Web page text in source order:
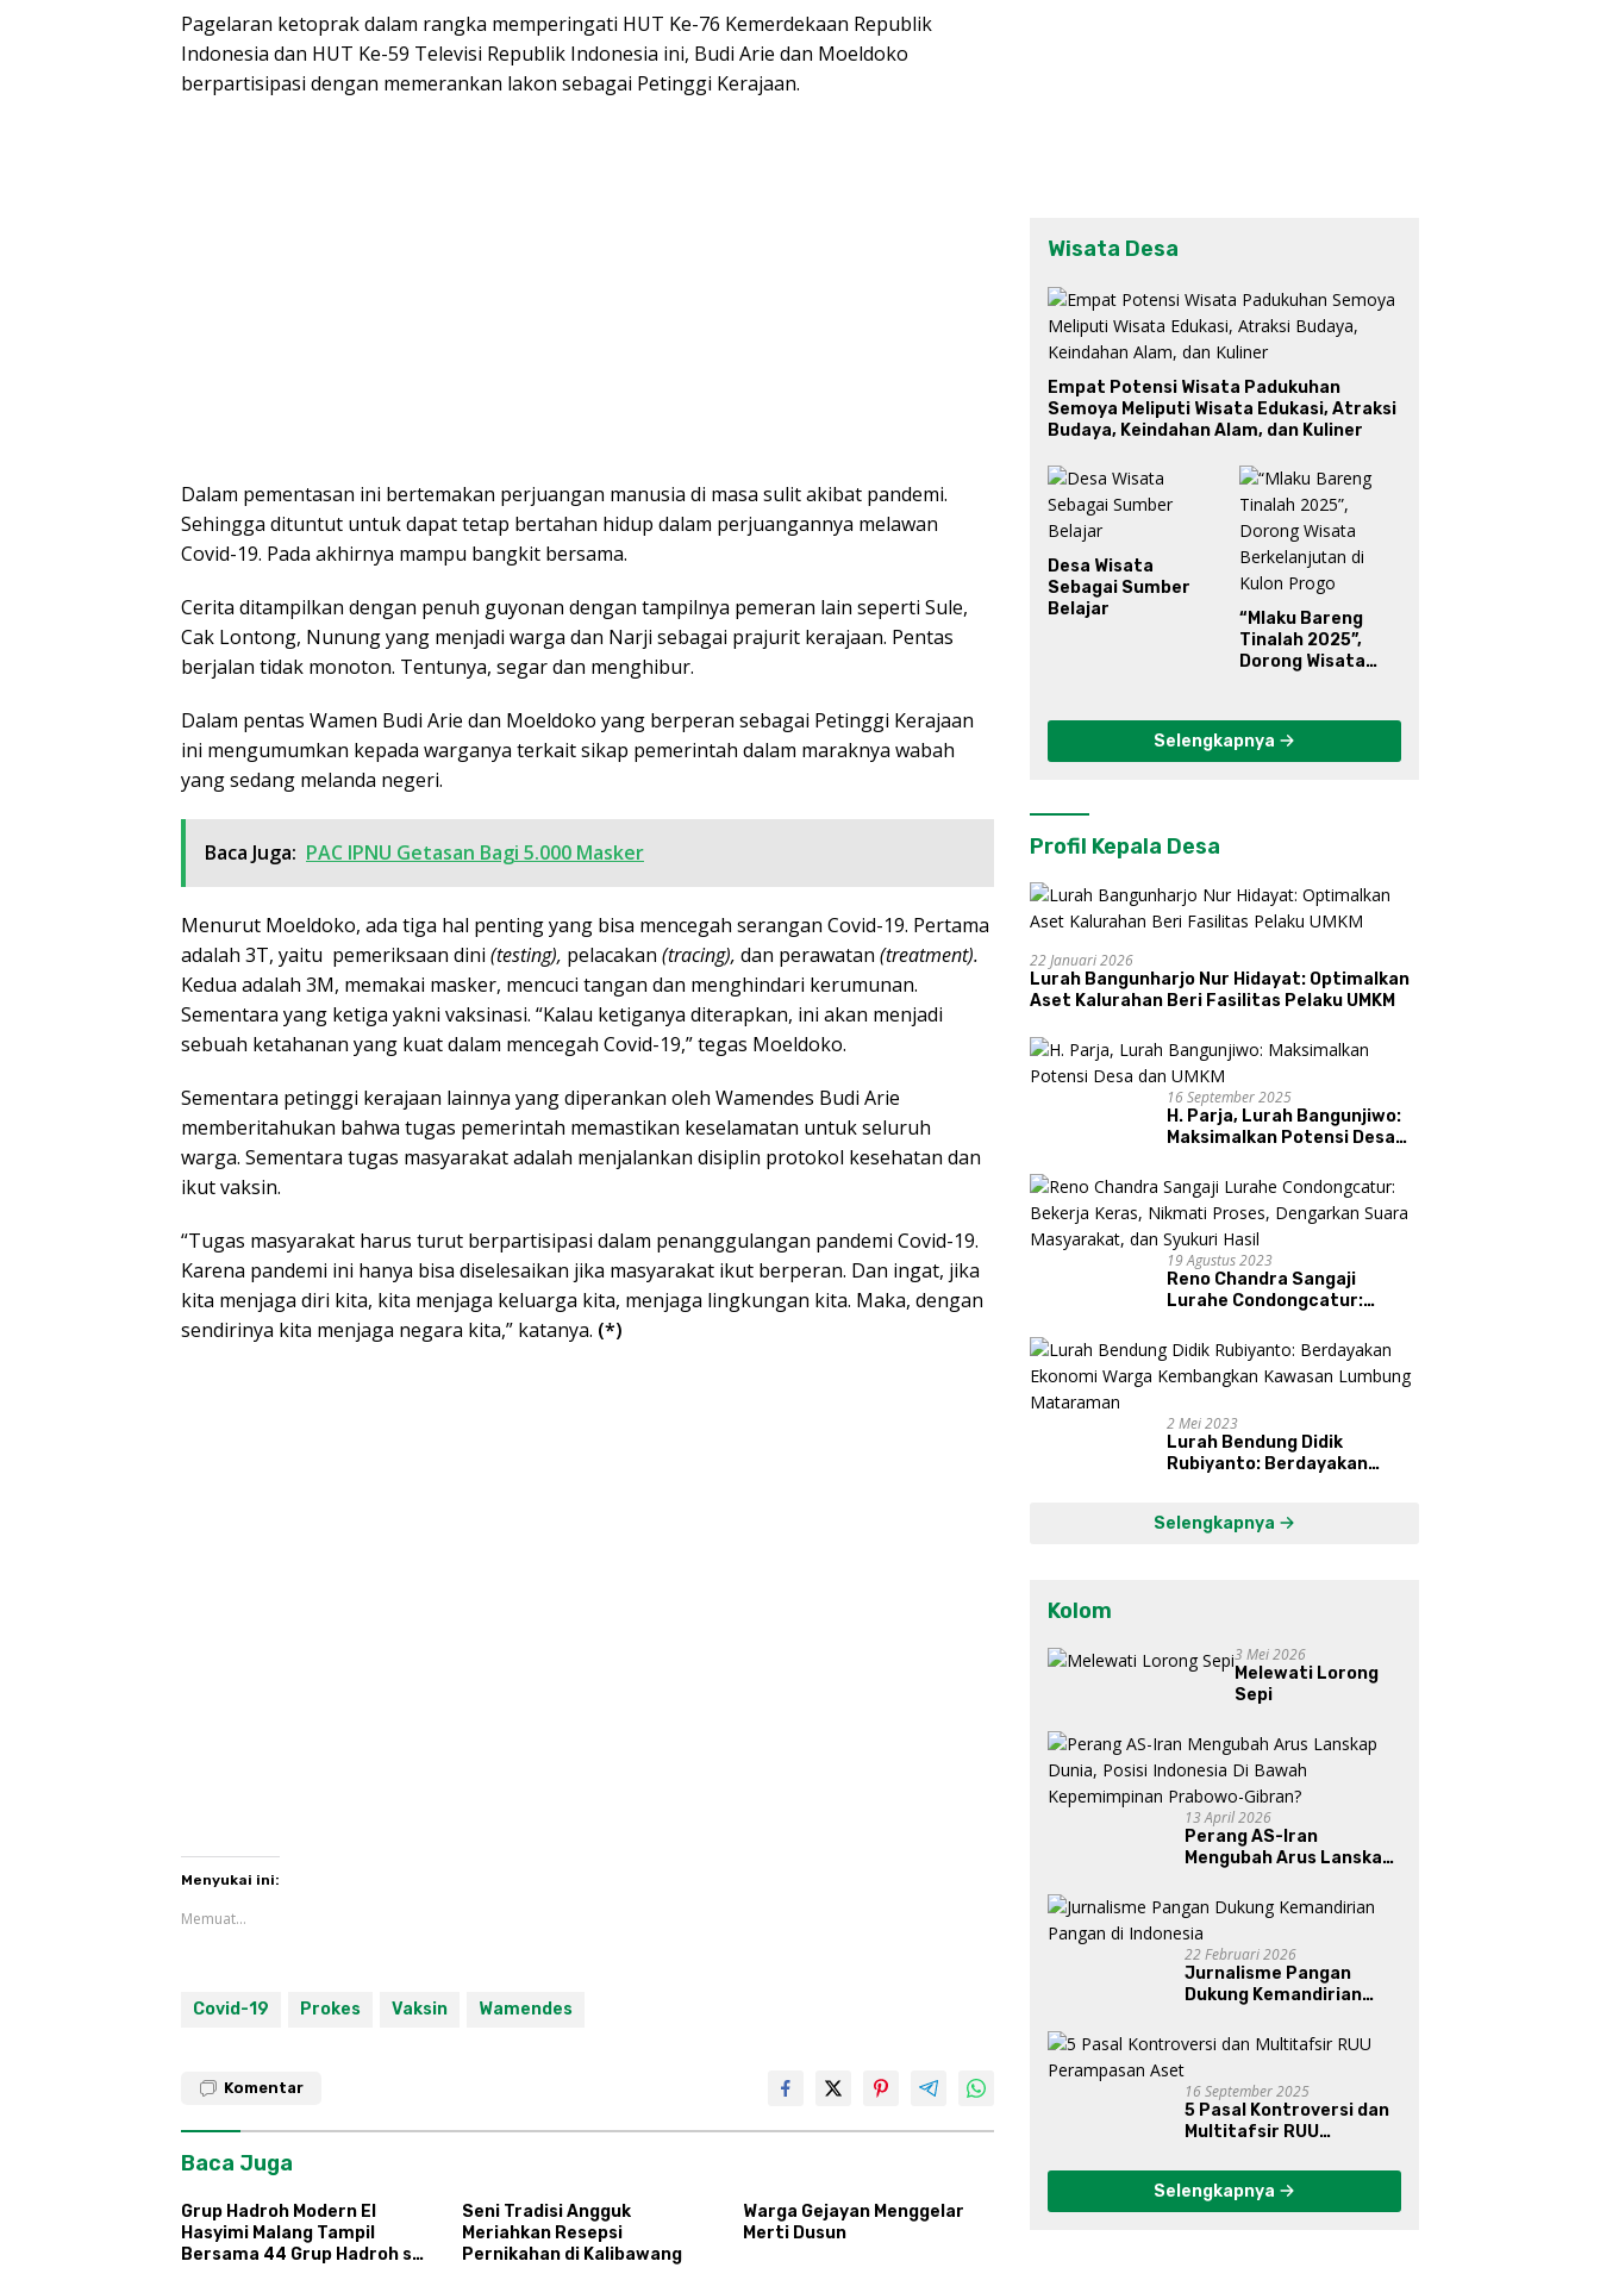
Pagelaran ketoprak dalam rangka memperingati HUT Ke-76 Kemerdekaan Republik
Indonesia dan HUT Ke-59 Televisi Republik Indonesia ini, Budi Arie dan Moeldoko
berpartisipasi dengan memerankan lakon sebagai Petinggi Kerajaan.
Dalam pementasan ini bertemakan perjuangan manusia di masa sulit akibat pandemi.
Sehingga dituntut untuk dapat tetap bertahan hidup dalam perjuangannya melawan
Covid-19. Pada akhirnya mampu bangkit bersama.
Cerita ditampilkan dengan penuh guyonan dengan tampilnya pemeran lain seperti Sule,
Cak Lontong, Nunung yang menjadi warga dan Narji sebagai prajurit kerajaan. Pentas
berjalan tidak monoton. Tentunya, segar dan menghibur.
Dalam pentas Wamen Budi Arie dan Moeldoko yang berperan sebagai Petinggi Kerajaan
ini mengumumkan kepada warganya terkait sikap pemerintah dalam maraknya wabah
yang sedang melanda negeri.
Baca Juga: PAC IPNU Getasan Bagi 5.000 Masker
Menurut Moeldoko, ada tiga hal penting yang bisa mencegah serangan Covid-19. Pertama
adalah 3T, yaitu pemeriksaan dini (testing), pelacakan (tracing), dan perawatan (treatment).
Kedua adalah 3M, memakai masker, mencuci tangan dan menghindari kerumunan.
Sementara yang ketiga yakni vaksinasi. “Kalau ketiganya diterapkan, ini akan menjadi
sebuah ketahanan yang kuat dalam mencegah Covid-19,” tegas Moeldoko.
Sementara petinggi kerajaan lainnya yang diperankan oleh Wamendes Budi Arie
memberitahukan bahwa tugas pemerintah memastikan keselamatan untuk seluruh
warga. Sementara tugas masyarakat adalah menjalankan disiplin protokol kesehatan dan
ikut vaksin.
“Tugas masyarakat harus turut berpartisipasi dalam penanggulangan pandemi Covid-19.
Karena pandemi ini hanya bisa diselesaikan jika masyarakat ikut berperan. Dan ingat, jika
kita menjaga diri kita, kita menjaga keluarga kita, menjaga lingkungan kita. Maka, dengan
sendirinya kita menjaga negara kita,” katanya. (*)
Menyukai ini:
Memuat...
Covid-19 Prokes Vaksin Wamendes
Komentar
Baca Juga
Grup Hadroh Modern El
Hasyimi Malang Tampil
Bersama 44 Grup Hadroh se-
Seni Tradisi Angguk
Meriahkan Resepsi
Pernikahan di Kalibawang
Warga Gejayan Menggelar
Merti Dusun
Wisata Desa
Empat Potensi Wisata Padukuhan
Semoya Meliputi Wisata Edukasi, Atraksi
Budaya, Keindahan Alam, dan Kuliner
Desa Wisata
Sebagai Sumber
Belajar
“Mlaku Bareng
Tinalah 2025”,
Dorong Wisata
Selengkapnya
Profil Kepala Desa
22 Januari 2026
Lurah Bangunharjo Nur Hidayat: Optimalkan
Aset Kalurahan Beri Fasilitas Pelaku UMKM
16 September 2025
H. Parja, Lurah Bangunjiwo:
Maksimalkan Potensi Desa
19 Agustus 2023
Reno Chandra Sangaji
Lurahe Condongcatur:
Proses, Dengarkan Suara
Masyarakat, dan Syukuri
Hasil
2 Mei 2023
Lurah Bendung Didik
Rubiyanto: Berdayakan
Mataraman
Selengkapnya
Kolom
3 Mei 2026
Melewati Lorong
Sepi
13 April 2026
Perang AS-Iran
Mengubah Arus Lanskap
Bawah Kepemimpinan
Prabowo-Gibran?
22 Februari 2026
Jurnalisme Pangan
Dukung Kemandirian
16 September 2025
5 Pasal Kontroversi dan
Multitafsir RUU
Selengkapnya